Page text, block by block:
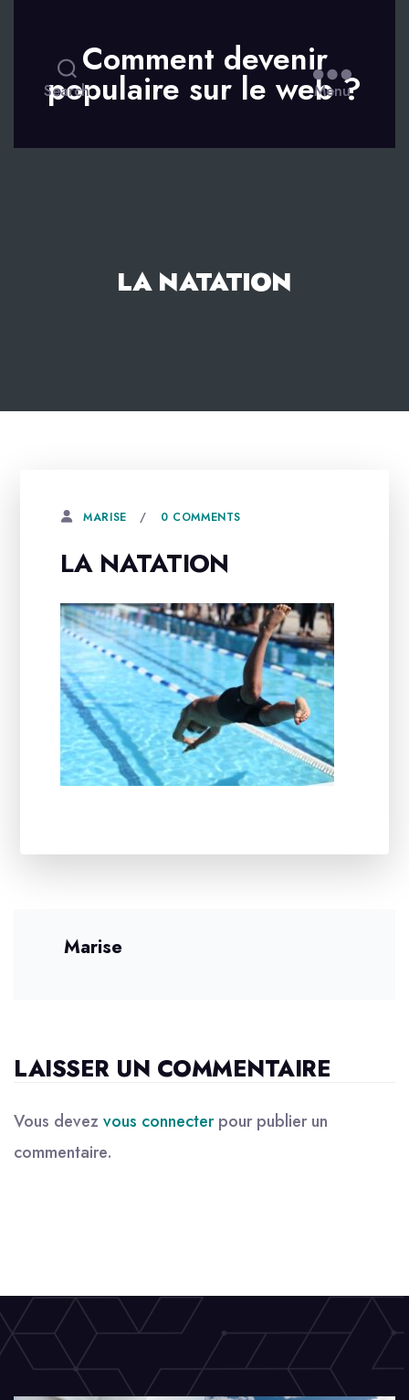
Search
Comment devenir
populaire sur le web ?
Menu
LA NATATION
MARISE 0 COMMENTS
LA NATATION
Marise
LAISSER UN COMMENTAIRE
Vous devez vous connecterpour publier un
commentaire.